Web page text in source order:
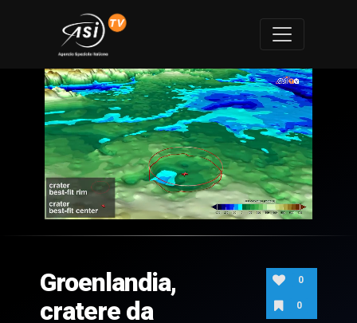
of
26
seconds
Groenlandia,
cratere da
0
0